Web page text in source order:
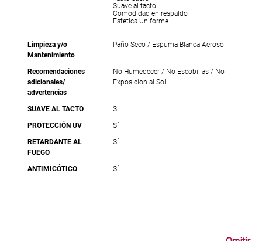
Suave al tacto
Comodidad en respaldo
Estetica Uniforme
Limpieza y/o
Mantenimiento
Paño Seco / Espuma Blanca Aerosol
Recomendaciones
adicionales/
advertencias
No Humedecer / No Escobillas / No
Exposicion al Sol
SUAVE AL TACTO
Sí
PROTECCIÓN UV
Sí
RETARDANTE AL
FUEGO
Sí
ANTIMICÓTICO Sí